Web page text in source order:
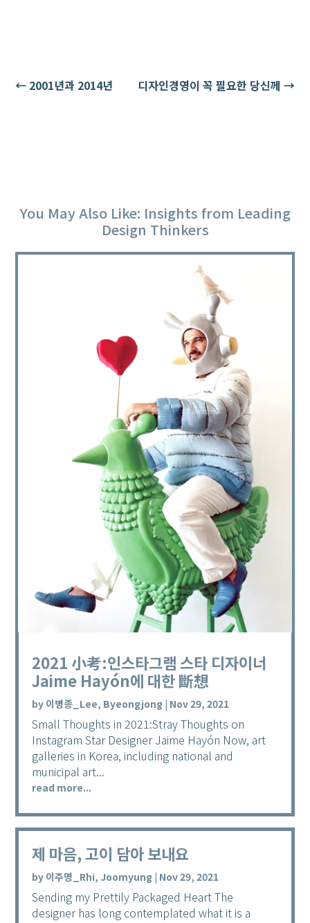
← 2001년과 2014년 디자인경영이 꼭 필요한 당신께 →
You May Also Like: Insights from Leading
Design Thinkers
2021 小考:인스타그램 스타 디자이너
Jaime Hayón에 대한 斷想
by 이병종_Lee, Byeongjong | Nov 29, 2021
Small Thoughts in 2021:Stray Thoughts on
Instagram Star Designer Jaime Hayón Now, art
galleries in Korea, including national and
municipal art...
read more...
제 마음, 고이 담아 보내요
by 이주명_Rhi, Joomyung | Nov 29, 2021
Sending my Prettily Packaged Heart The
designer has long contemplated what it is a